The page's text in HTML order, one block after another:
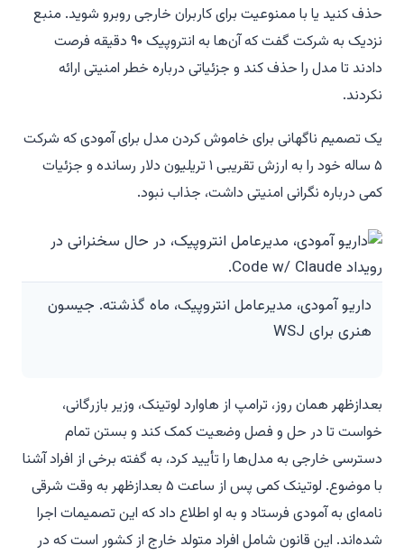
حذف کنید یا با ممنوعیت برای کاربران خارجی روبرو شوید. منبع
نزدیک به شرکت گفت که آن‌ها به انتروپیک ۹۰ دقیقه فرصت
دادند تا مدل را حذف کند و جزئیاتی درباره خطر امنیتی ارائه
نکردند.
یک تصمیم ناگهانی برای خاموش کردن مدل برای آمودی که شرکت
۵ ساله خود را به ارزش تقریبی ۱ تریلیون دلار رسانده و جزئیات
کمی درباره نگرانی امنیتی داشت، جذاب نبود.
داریو آمودی، مدیرعامل انتروپیک، ماه گذشته. جیسون
هنری برای WSJ
بعدازظهر همان روز، ترامپ از هاوارد لوتینک، وزیر بازرگانی،
خواست تا در حل و فصل وضعیت کمک کند و بستن تمام
دسترسی خارجی به مدل‌ها را تأیید کرد، به گفته برخی از افراد آشنا
با موضوع. لوتینک کمی پس از ساعت ۵ بعدازظهر به وقت شرقی
نامه‌ای به آمودی فرستاد و به او اطلاع داد که این تصمیمات اجرا
شده‌اند. این قانون شامل افراد متولد خارج از کشور است که در